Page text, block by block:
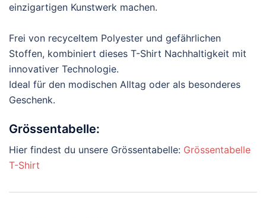
einzigartigen Kunstwerk machen.
Frei von recyceltem Polyester und gefährlichen
Stoffen, kombiniert dieses T-Shirt Nachhaltigkeit mit
innovativer Technologie.
Ideal für den modischen Alltag oder als besonderes
Geschenk.
Grössentabelle:
Hier findest du unsere Grössentabelle: Grössentabelle
T-Shirt